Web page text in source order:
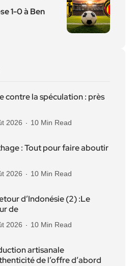
1-0 à Ben
contre la spéculation : près
2026 10 Min Read
: Tout pour faire aboutir
2026 10 Min Read
d’Indonésie (2) :Le
de
2026 10 Min Read
artisanale
de l’offre d’abord